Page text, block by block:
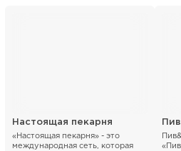
Настоящая пекарня
«Настоящая пекарня» - это
международная сеть, которая